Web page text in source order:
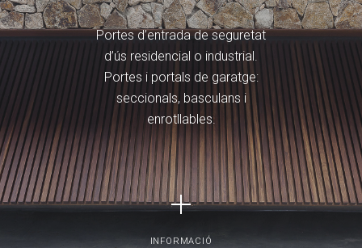
Portes d’entrada de seguretat
d’ús residencial o industrial.
Portes i portals de garatge:
seccionals, basculans i
enrotllables.
INFORMACIÓ